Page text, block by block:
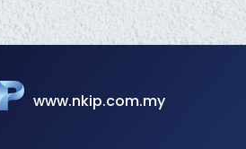
www.nkip.com.my